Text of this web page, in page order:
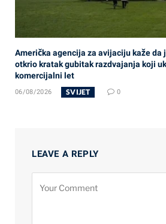
Američka agencija za avijaciju kaže
otkrio kratak gubitak razdvajanja koji
komercijalni let
06/08/2026 SVIJET 0
LEAVE A REPLY